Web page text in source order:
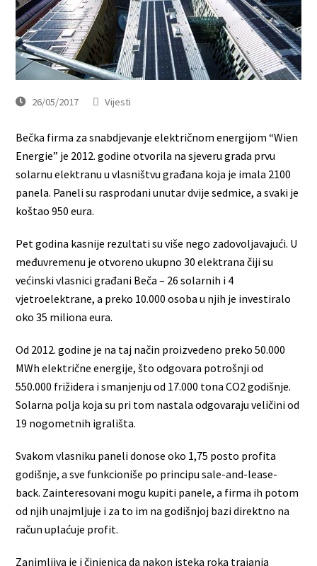
26/05/2017 Vijesti
Bečka firma za snabdjevanje električnom energijom “Wien
Energie” je 2012. godine otvorila na sjeveru grada prvu
solarnu elektranu u vlasništvu građana koja je imala 2100
panela. Paneli su rasprodani unutar dvije sedmice, a svaki je
koštao 950 eura.
Pet godina kasnije rezultati su više nego zadovoljavajući. U
međuvremenu je otvoreno ukupno 30 elektrana čiji su
većinski vlasnici građani Beča – 26 solarnih i 4
vjetroelektrane, a preko 10.000 osoba u njih je investiralo
oko 35 miliona eura.
Od 2012. godine je na taj način proizvedeno preko 50.000
MWh električne energije, što odgovara potrošnji od
550.000 frižidera i smanjenju od 17.000 tona CO2 godišnje.
Solarna polja koja su pri tom nastala odgovaraju veličini od
19 nogometnih igrališta.
Svakom vlasniku paneli donose oko 1,75 posto profita
godišnje, a sve funkcioniše po principu sale-and-lease-
back. Zainteresovani mogu kupiti panele, a firma ih potom
od njih unajmljuje i za to im na godišnjoj bazi direktno na
račun uplaćuje profit.
Zanimljiva je i činjenica da nakon isteka roka trajanja